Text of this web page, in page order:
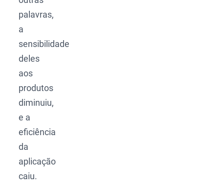
palavras,
a
sensibilidade
deles
aos
produtos
diminuiu,
e a
eficiência
da
aplicação
caiu.